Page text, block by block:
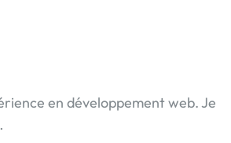
en développement web. Je